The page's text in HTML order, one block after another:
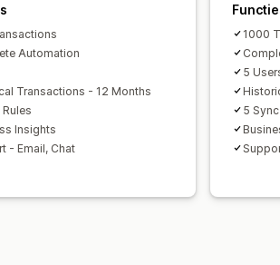
Automation
Transactions - 12 Months
Insights
- Email, Chat
1000
5
5